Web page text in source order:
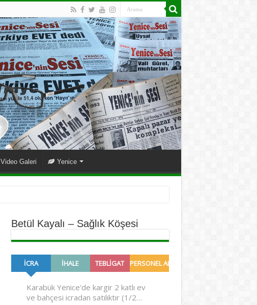
Video Galeri Yenice
Betül Kayalı – Sağlık Köşesi